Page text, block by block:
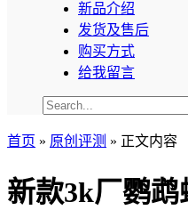
新品介绍
发货及售后
购买方式
给我留言
首页 » 原创评测 » 正文内容
新款3k厂鹦鹉